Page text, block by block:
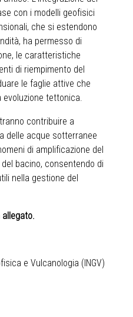
con i modelli geofisici
che si estendono
ha permesso di
le caratteristiche
di riempimento del
le faglie attive che
tettonica.
contribuire a
delle acque sotterranee
di amplificazione del
bacino, consentendo di
nella gestione del
allegato.
e Vulcanologia (INGV)